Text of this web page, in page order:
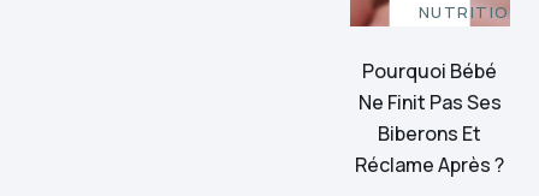
NUTRITION
Pourquoi Bébé
Ne Finit Pas Ses
Biberons Et
Réclame Après ?